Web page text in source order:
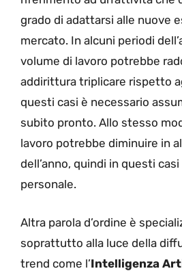
grado di adattarsi alle nuove
mercato. In alcuni periodi
volume di lavoro potrebbe
addirittura triplicare rispetto
questi casi è necessario
subito pronto. Allo stesso
lavoro potrebbe diminuire in
dell’anno, quindi in questi
personale.
Altra parola d’ordine è
soprattutto alla luce della
trend come l’Intelligenza